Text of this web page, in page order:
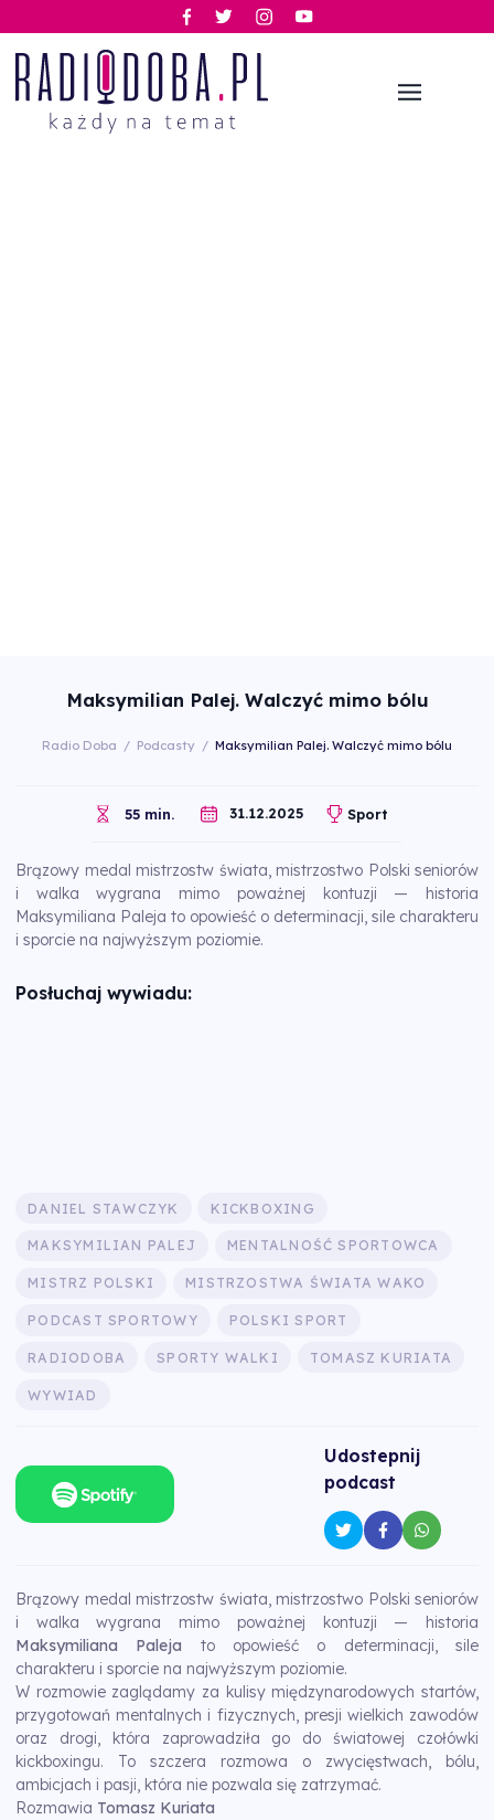
Maksymilian Palej. Walczyć mimo bólu
Radio Doba / Podcasty / Maksymilian Palej. Walczyć mimo bólu
55 min. 31.12.2025 Sport
Brązowy medal mistrzostw świata, mistrzostwo Polski seniorów
i walka wygrana mimo poważnej kontuzji — historia
Maksymiliana Paleja to opowieść o determinacji, sile charakteru
i sporcie na najwyższym poziomie.
Posłuchaj wywiadu:
DANIEL STAWCZYK KICKBOXING
MAKSYMILIAN PALEJ MENTALNOŚĆ SPORTOWCA
MISTRZ POLSKI MISTRZOSTWA ŚWIATA WAKO
PODCAST SPORTOWY POLSKI SPORT
RADIODOBA SPORTY WALKI TOMASZ KURIATA
WYWIAD
Udostepnij
podcast
Brązowy medal mistrzostw świata, mistrzostwo Polski seniorów
i walka wygrana mimo poważnej kontuzji — historia
Maksymiliana Paleja to opowieść o determinacji, sile
charakteru i sporcie na najwyższym poziomie.
W rozmowie zaglądamy za kulisy międzynarodowych startów,
przygotowań mentalnych i fizycznych, presji wielkich zawodów
oraz drogi, która zaprowadziła go do światowej czołówki
kickboxingu. To szczera rozmowa o zwycięstwach, bólu,
ambicjach i pasji, która nie pozwala się zatrzymać.
Rozmawia Tomasz Kuriata